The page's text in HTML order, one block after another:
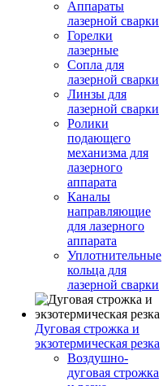
Аппараты
лазерной сварки
Горелки
лазерные
Сопла для
лазерной сварки
Линзы для
лазерной сварки
Ролики
подающего
механизма для
лазерного
аппарата
Каналы
направляющие
для лазерного
аппарата
Уплотнительные
кольца для
лазерной сварки
Дуговая строжка и
экзотермическая резка
Воздушно-
дуговая строжка